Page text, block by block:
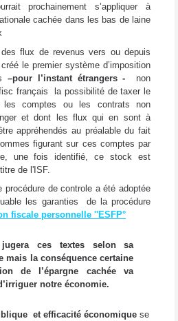
prochainement s’appliquer à
cachée dans les bas de laine
flux de revenus vers ou depuis
le premier système d’imposition
–pour l’instant étrangers - non
français la possibilité de taxer le
comptes ou les contrats non
et dont les flux qui en sont à
appréhendés au préalable du fait
figurant sur ces comptes par
une fois identifié, ce stock est
de l'ISF.
procédure de controle a été adoptée
les garanties de la procédure
fiscale personnelle ''ESFP°
ces textes selon sa
mais la conséquence certaine
de l’épargne cachée va
notre économie.
et efficacité économique se